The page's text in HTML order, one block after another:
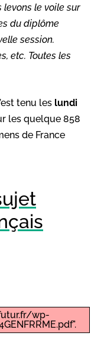
levons le voile sur
du diplôme
session.
etc. Toutes les
tenu les lundi
les quelque 858
de France
wp-